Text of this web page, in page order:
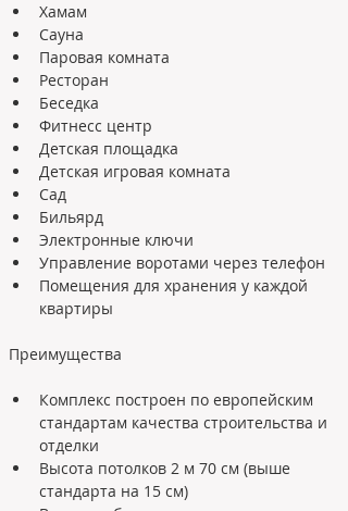
Хамам
Сауна
Паровая комната
Ресторан
Беседка
Фитнесс центр
Детская площадка
Детская игровая комната
Сад
Бильярд
Электронные ключи
Управление воротами через телефон
Помещения для хранения у каждой
квартиры
Комплекс построен по европейским
стандартам качества строительства и
отделки
Высота потолков 2 м 70 см (выше
стандарта на 15 см)